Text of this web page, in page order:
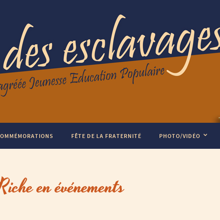
FÊTE DE LA FRATERNITÉ PHOTO/VIDÉO
en événements